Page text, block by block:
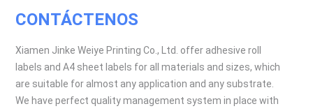
CONTÁCTENOS
Xiamen Jinke Weiye Printing Co., Ltd. offer adhesive roll
labels and A4 sheet labels for all materials and sizes, which
are suitable for almost any application and any substrate.
We have perfect quality management system in place with